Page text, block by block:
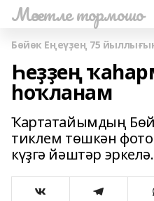
Мәсетле тормошо
Бөйөк Еңеүҙең 75
Һеҙҙең
һоҡланам
Ҡартатайымдың
тиклем төшкән
күҙгә йәштәр эркелә.